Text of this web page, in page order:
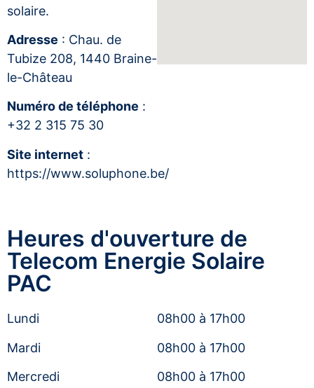
solaire.
Adresse : Chau. de
Tubize 208, 1440 Braine-
le-Château
Numéro de téléphone :
+32 2 315 75 30
Site internet :
https://www.soluphone.be/
Heures d'ouverture de
Telecom Energie Solaire
PAC
Lundi
08h00 à 17h00
Mardi
08h00 à 17h00
Mercredi
08h00 à 17h00